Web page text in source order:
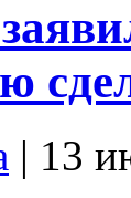
| 13